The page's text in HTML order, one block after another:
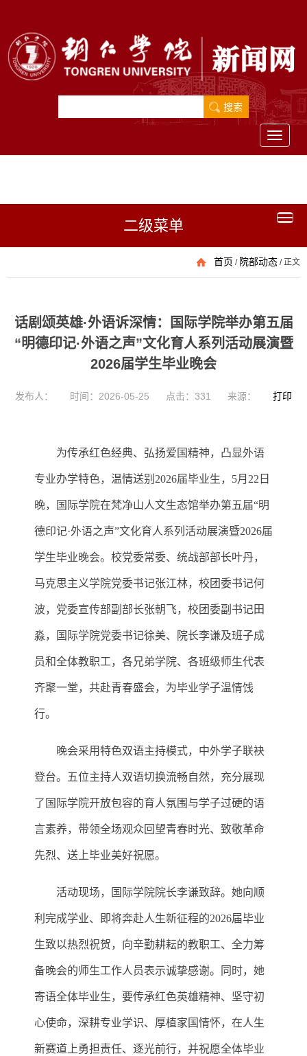
Toggle
二级菜单
首页 / 院部动态 /正文
话剧颂英雄·外语诉深情：国际学院举办第五届
“明德印记·外语之声”文化育人系列活动展演暨
2026届学生毕业晚会
发布人： 时间：2026-05-25 点击： 331 来源： 打印
为传承红色经典、弘扬爱国精神，凸显外语
专业办学特色，温情送别 2026届毕业生，5月22日
晚， 国际学院在梵净山人文生态馆举办第五届“明
德印记·外语之声”文化育人系列活动展演暨2026届
学生毕业晚会。 校党委常委、 统战部部长叶丹，
马克思主义学院党委书记张江林，校团委书记何
波， 党委宣传部副部长张朝飞， 校团委副书记田
淼， 国际学院党委书记徐美、院长李谦及班子成
员和全体教职工， 各兄弟学院、 各班级师生代表
齐聚一堂，共赴青春盛会，为毕业学子温情饯
行。
晚会采用特色双语主持模式，中外学子联袂
登台。五位主持人双语切换流畅自然，充分展现
了国际学院开放包容的育人氛围与学子过硬的语
言素养，带领全场观众回望青春时光、致敬革命
先烈、送上毕业美好祝愿。
活动现场，国际学院院长李谦致辞。她向顺
利完成学业、即将奔赴人生新征程的2026届毕业
生致以热烈祝贺，向辛勤耕耘的教职工、全力筹
备晚会的师生工作人员表示诚挚感谢。同时，她
寄语全体毕业生，要传承红色英雄精神、坚守初
心使命，深耕专业学识、厚植家国情怀，在人生
新赛道上勇担责任、逐光前行，并祝愿全体毕业